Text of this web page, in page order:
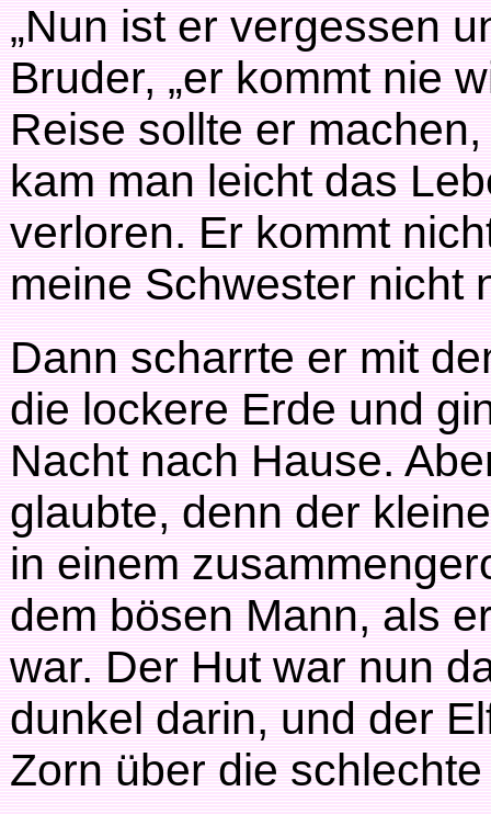
„Nun ist er vergessen
Bruder, „er kommt nie
Reise sollte er
kam man leicht das
verloren. Er kommt
meine Schwester nicht
Dann scharrte er mit
die lockere Erde und
Nacht nach Hause.
glaubte, denn der
in einem
dem bösen Mann, als
war. Der Hut war nun
dunkel darin, und der
Zorn über die schlechte